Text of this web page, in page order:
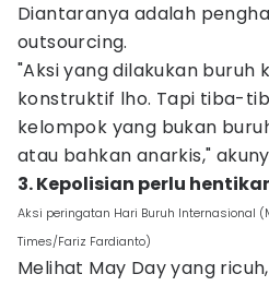
Diantaranya adalah
outsourcing.
"Aksi yang dilakukan buruh
konstruktif lho. Tapi tiba-
kelompok yang bukan
atau bahkan anarkis,"
3. Kepolisian perlu
Aksi peringatan Hari Buruh Internasional
Times/Fariz Fardianto)
Melihat May Day yang